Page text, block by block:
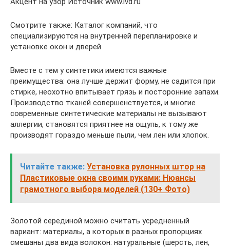
Смотрите также: Каталог компаний, что
специализируются на внутренней перепланировке и
установке окон и дверей
Вместе с тем у синтетики имеются важные
преимущества: она лучше держит форму, не садится при
стирке, неохотно впитывает грязь и посторонние запахи.
Производство тканей совершенствуется, и многие
современные синтетические материалы не вызывают
аллергии, становятся приятнее на ощупь, к тому же
производят гораздо меньше пыли, чем лен или хлопок.
Читайте также: Установка рулонных штор на
Пластиковые окна своими руками: Нюансы
грамотного выбора моделей (130+ Фото)
Золотой серединой можно считать усредненный
вариант: материалы, а которых в разных пропорциях
смешаны два вида волокон: натуральные (шерсть, лен,